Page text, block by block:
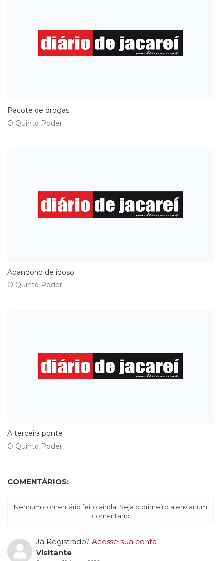
Pacote de drogas
O Quinto Poder
Abandono de idoso
O Quinto Poder
A terceira ponte
O Quinto Poder
COMENTÁRIOS:
Nenhum comentário feito ainda. Seja o primeiro a enviar um
comentário
Já Registrado? Acesse sua conta
Visitante